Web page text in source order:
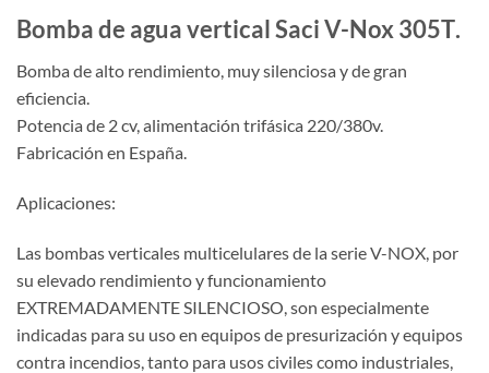
Bomba de agua vertical Saci V-Nox 305T.
Bomba de alto rendimiento, muy silenciosa y de gran
eficiencia.
Potencia de 2 cv, alimentación trifásica 220/380v.
Fabricación en España.
Aplicaciones:
Las bombas verticales multicelulares de la serie V-NOX, por
su elevado rendimiento y funcionamiento
EXTREMADAMENTE SILENCIOSO, son especialmente
indicadas para su uso en equipos de presurización y equipos
contra incendios, tanto para usos civiles como industriales,